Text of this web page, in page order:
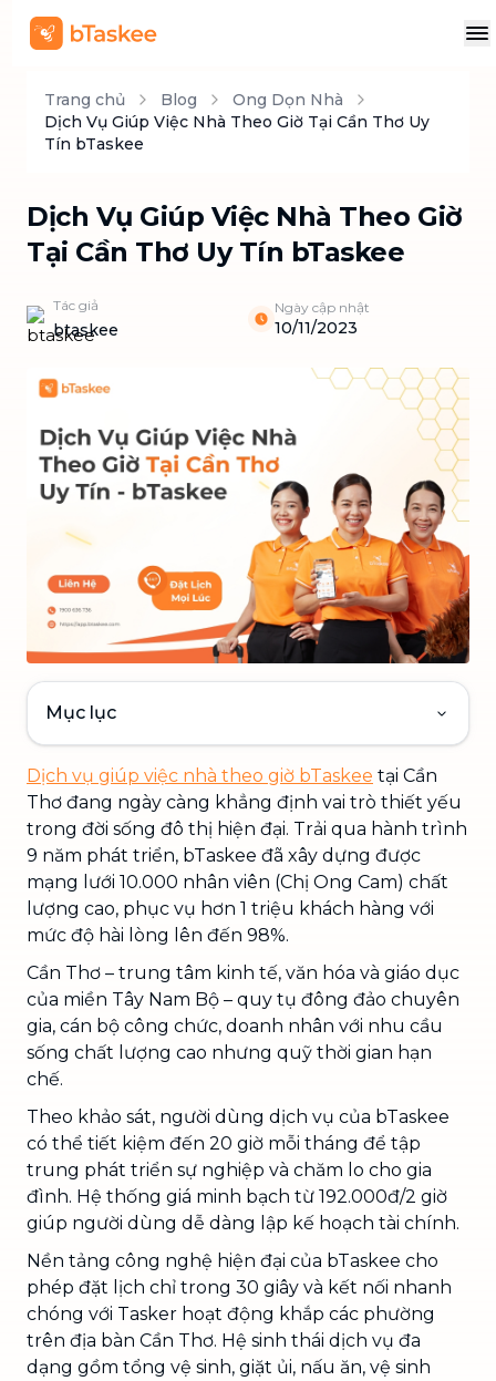
Trang chủ Blog
Ong Dọn Nhà
Dịch Vụ Giúp Việc Nhà Theo Giờ Tại Cần Thơ Uy
Tín bTaskee
Dịch Vụ Giúp Việc Nhà Theo Giờ
Tại Cần Thơ Uy Tín bTaskee
Tác giả
btaskee
Ngày cập nhật
10/11/2023
Mục lục
Dịch vụ giúp việc nhà theo giờ bTaskee tại Cần
Thơ đang ngày càng khẳng định vai trò thiết yếu
trong đời sống đô thị hiện đại. Trải qua hành trình
9 năm phát triển, bTaskee đã xây dựng được
mạng lưới 10.000 nhân viên (Chị Ong Cam) chất
lượng cao, phục vụ hơn 1 triệu khách hàng với
mức độ hài lòng lên đến 98%.
Cần Thơ – trung tâm kinh tế, văn hóa và giáo dục
của miền Tây Nam Bộ – quy tụ đông đảo chuyên
gia, cán bộ công chức, doanh nhân với nhu cầu
sống chất lượng cao nhưng quỹ thời gian hạn
chế.
Theo khảo sát, người dùng dịch vụ của bTaskee
có thể tiết kiệm đến 20 giờ mỗi tháng để tập
trung phát triển sự nghiệp và chăm lo cho gia
đình. Hệ thống giá minh bạch từ 192.000đ/2 giờ
giúp người dùng dễ dàng lập kế hoạch tài chính.
Nền tảng công nghệ hiện đại của bTaskee cho
phép đặt lịch chỉ trong 30 giây và kết nối nhanh
chóng với Tasker hoạt động khắp các phường
trên địa bàn Cần Thơ. Hệ sinh thái dịch vụ đa
dạng gồm tổng vệ sinh, giặt ủi, nấu ăn, vệ sinh